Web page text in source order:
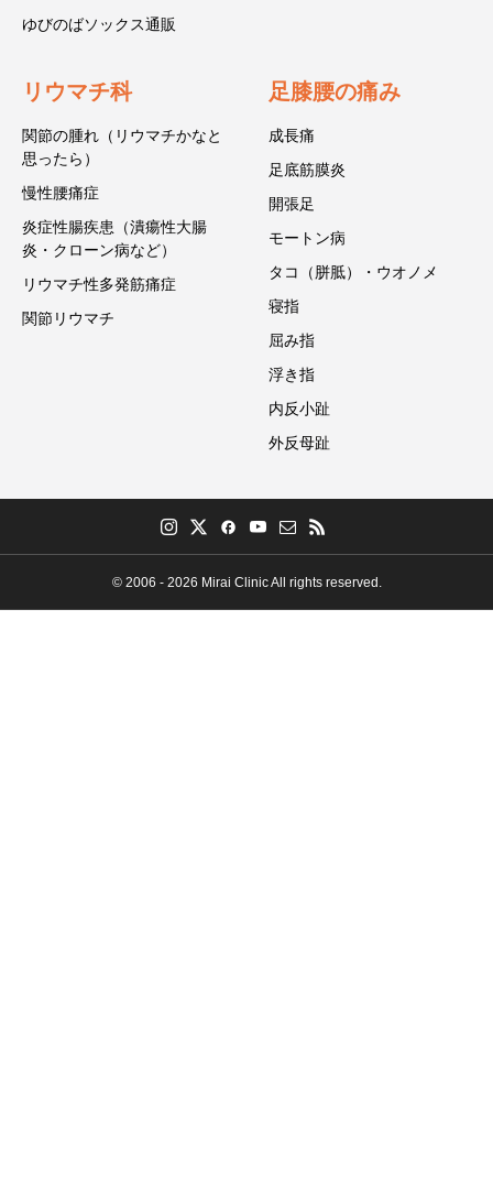
ゆびのばソックス通販
リウマチ科
関節の腫れ（リウマチかなと
思ったら）
慢性腰痛症
炎症性腸疾患（潰瘍性大腸
炎・クローン病など）
リウマチ性多発筋痛症
関節リウマチ
足膝腰の痛み
成長痛
足底筋膜炎
開張足
モートン病
タコ（胼胝）・ウオノメ
寝指
屈み指
浮き指
内反小趾
外反母趾
© 2006 - 2026 Mirai Clinic All rights reserved.